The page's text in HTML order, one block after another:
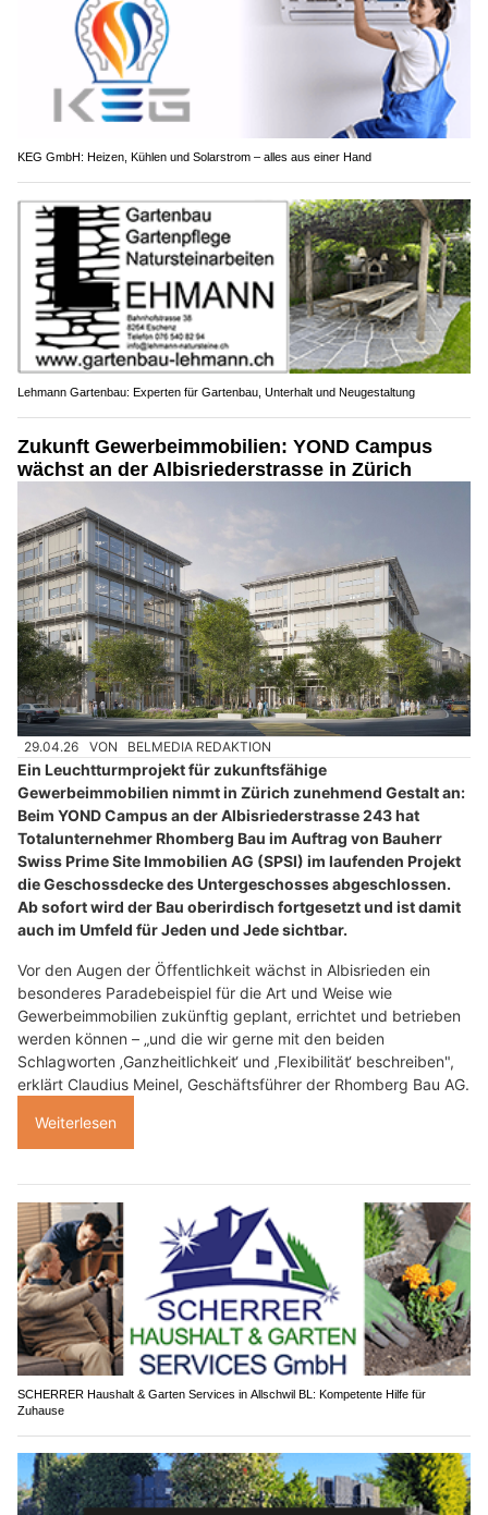
KEG GmbH: Heizen, Kühlen und Solarstrom – alles aus einer Hand
Lehmann Gartenbau: Experten für Gartenbau, Unterhalt und Neugestaltung
Zukunft Gewerbeimmobilien: YOND Campus
wächst an der Albisriederstrasse in Zürich
29.04.26 VON BELMEDIA REDAKTION
Ein Leuchtturmprojekt für zukunftsfähige
Gewerbeimmobilien nimmt in Zürich zunehmend Gestalt an:
Beim YOND Campus an der Albisriederstrasse 243 hat
Totalunternehmer Rhomberg Bau im Auftrag von Bauherr
Swiss Prime Site Immobilien AG (SPSI) im laufenden Projekt
die Geschossdecke des Untergeschosses abgeschlossen.
Ab sofort wird der Bau oberirdisch fortgesetzt und ist damit
auch im Umfeld für Jeden und Jede sichtbar.
Vor den Augen der Öffentlichkeit wächst in Albisrieden ein
besonderes Paradebeispiel für die Art und Weise wie
Gewerbeimmobilien zukünftig geplant, errichtet und betrieben
werden können – „und die wir gerne mit den beiden
Schlagworten ‚Ganzheitlichkeit‘ und ‚Flexibilität‘ beschreiben",
erklärt Claudius Meinel, Geschäftsführer der Rhomberg Bau AG.
Weiterlesen
SCHERRER Haushalt & Garten Services in Allschwil BL: Kompetente Hilfe für
Zuhause